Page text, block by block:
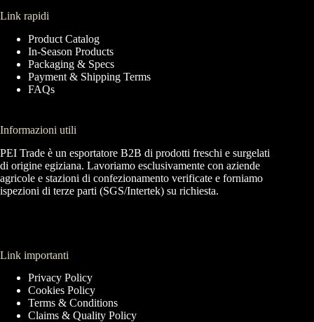
Link rapidi
Product Catalog
In-Season Products
Packaging & Specs
Payment & Shipping Terms
FAQs
Informazioni utili
PEI Trade è un esportatore B2B di prodotti freschi e surgelati
di origine egiziana. Lavoriamo esclusivamente con aziende
agricole e stazioni di confezionamento verificate e forniamo
ispezioni di terze parti (SGS/Intertek) su richiesta.
Link importanti
Privacy Policy
Cookies Policy
Terms & Conditions
Claims & Quality Policy